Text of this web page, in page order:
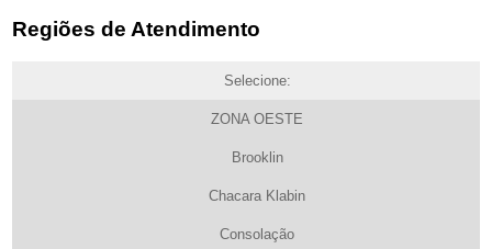
Regiões de Atendimento
Selecione:
ZONA OESTE
Brooklin
Chacara Klabin
Consolação